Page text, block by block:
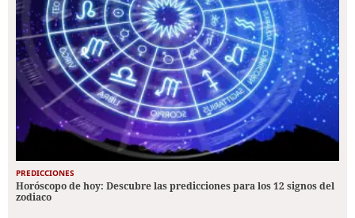
PREDICCIONES
Horóscopo de hoy: Descubre las predicciones para los 12 signos del
zodiaco